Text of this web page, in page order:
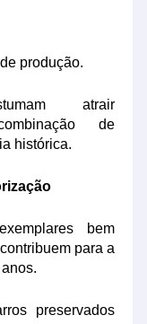
produção.
atrair
de
histórica.
bem
para a
preservados